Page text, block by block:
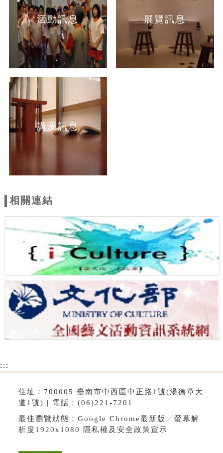
活動訊息 展覽訊息
講座訊息
相關連結
:::
住址：700005 臺南市中西區中正路1號(湯德章大
道1號) | 電話：(06)221-7201
最佳瀏覽狀態：Google Chrome最新版╱螢幕解
析度1920x1080 隱私權及安全政策宣示